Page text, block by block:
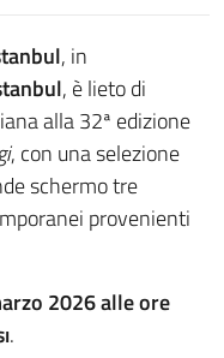
, in
, è lieto di
alla 32ª edizione
, con una selezione
schermo tre
provenienti
2026 alle ore
.